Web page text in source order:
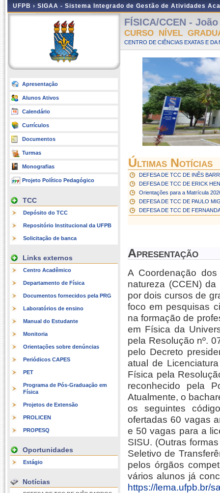
UFPB › SIGAA - Sistema Integrado de Gestão de Atividades
Apresentação
Alunos Ativos
Calendário
Currículos
Documentos
Turmas
Monografias
Projeto Político Pedagógico
TCC
Depósito do TCC
Repositório Institucional da UFPB
Solicitação de banca
Links externos
Centro Acadêmico
Departamento de Física
Documentos fornecidos pela PRG
Laboratórios de ensino
Manual do Estudante
Monitoria
Orientações sobre denúncias
Periódicos CAPES
PET
Programa de Pós-Graduação em
Física
Projetos de Extensão
PROLICEN
PROPESQ
Oportunidades
Estágio
Notícias
FÍSICA/CCEN -
CURSO NÍVEL
CENTRO DE CIÊNCIAS EXATAS E
Últimas Notícias
DEFESA DE TCC DE INÊS
DEFESA DE TCC DE ERICK
Orientações para a Matrícula
DEFESA DE TCC DE PAULO
DEFESA DE TCC DE
Apresentação
A Coordenação
natureza (CCEN)
por dois cursos de
foco em pesquisas
na formação de
em Física da
pela Resolução nº.
pelo Decreto
atual de
Física pela
reconhecido pela
Atualmente, o
os seguintes
ofertadas 60 vagas
e 50 vagas para a
SISU. (Outras
Seletivo de
pelos órgãos
vários alunos já
https://lema.ufpb.br/